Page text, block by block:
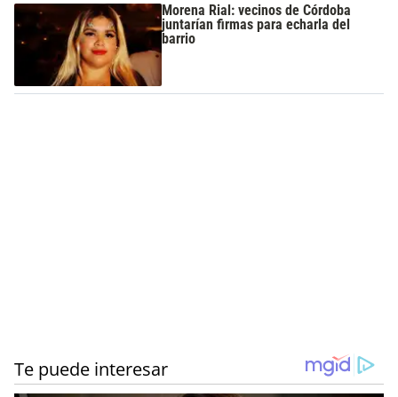
Morena Rial: vecinos de Córdoba
juntarían firmas para echarla del
barrio